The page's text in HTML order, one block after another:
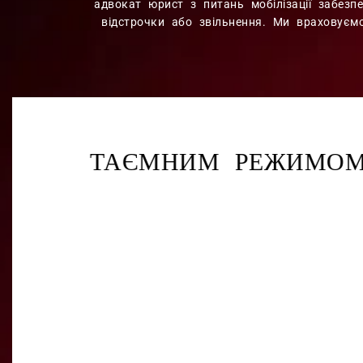
адвокат юрист з питань мобілізації
відстрочки або звільнення. Ми
ЗАКОНОМ.ВСЯ